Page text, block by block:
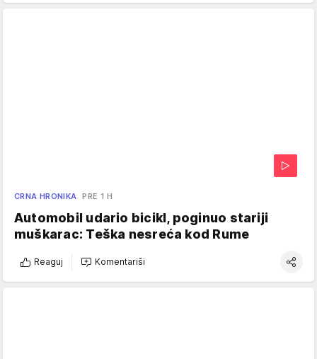
CRNA HRONIKA PRE 1 H
Automobil udario bicikl, poginuo stariji
muškarac: Teška nesreća kod Rume
Reaguj Komentariši